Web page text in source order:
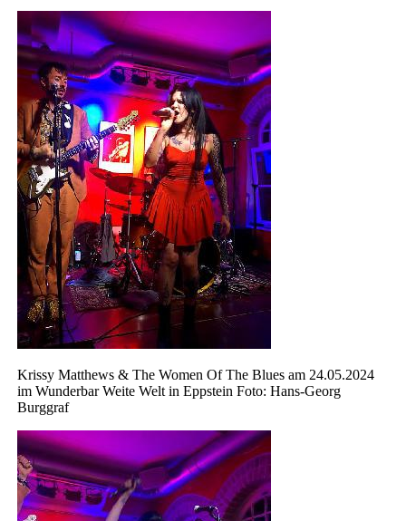
Krissy Matthews & The Women Of The Blues am 24.05.2024
im Wunderbar Weite Welt in Eppstein Foto: Hans-Georg
Burggraf